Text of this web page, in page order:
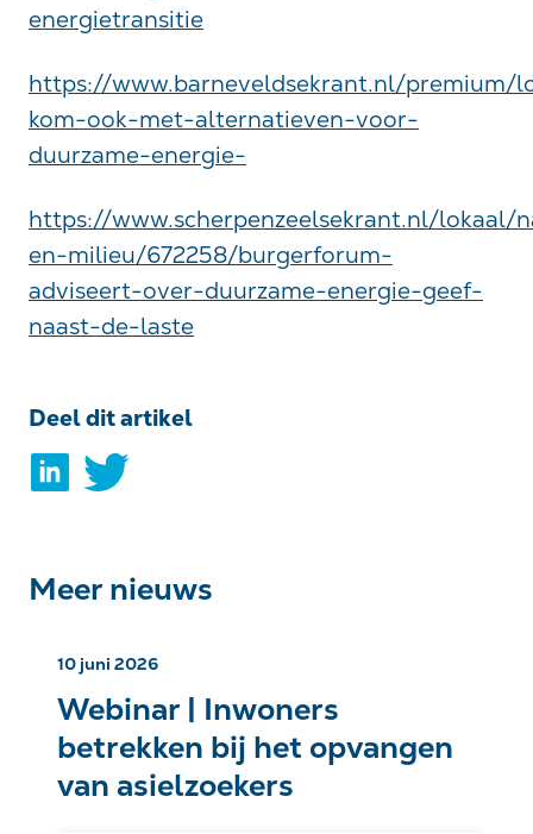
energietransitie
https://www.barneveldsekrant.nl/premium/
kom-ook-met-alternatieven-voor-
duurzame-energie-
https://www.scherpenzeelsekrant.nl/lokaal/
en-milieu/672258/burgerforum-
adviseert-over-duurzame-energie-geef-
naast-de-laste
Deel dit artikel
Meer nieuws
10 juni 2026
Webinar | Inwoners
betrekken bij het opvangen
van asielzoekers